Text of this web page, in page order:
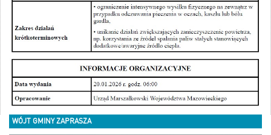
WÓJT GMINY ZAPRASZA